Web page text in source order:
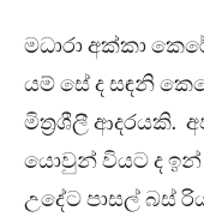
මධාරා අක්කා
යම් සේ ද සඳනි
මිත්‍රශීලී ආදරයකි.
යොවුන් වියට ද
උදේට පාසල් බස්